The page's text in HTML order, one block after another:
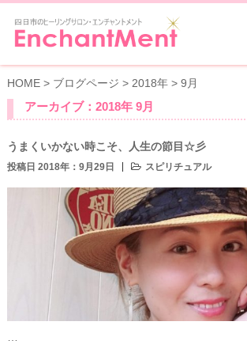
HOME> ブログページ > 2018年> 9月
アーカイブ：2018年 9月
うまくいかない時こそ、人生の節目☆彡
投稿日 2018年：9月29日 スピリチュアル
…